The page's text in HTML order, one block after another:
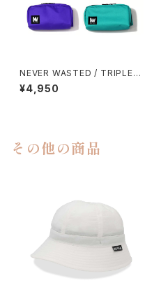
NEVER WASTED / TRIPLEY
ES
¥4,950
その他の商品